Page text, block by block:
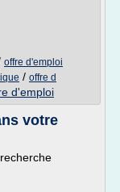
offre d'emploi
/ offre d
d'emploi
votre